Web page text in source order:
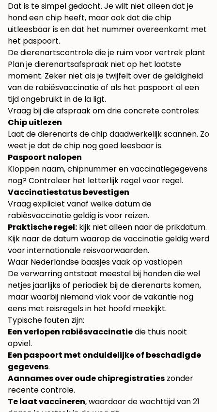
Dat is te simpel gedacht. Je wilt niet alleen dat je
hond een chip heeft, maar ook dat die chip
uitleesbaar is en dat het nummer overeenkomt met
het paspoort.
De dierenartscontrole die je ruim voor vertrek plant
Plan je dierenartsafspraak niet op het laatste
moment. Zeker niet als je twijfelt over de geldigheid
van de rabiësvaccinatie of als het paspoort al een
tijd ongebruikt in de la ligt.
Vraag bij die afspraak om drie concrete controles:
Chip uitlezen
Laat de dierenarts de chip daadwerkelijk scannen. Zo
weet je dat de chip nog goed leesbaar is.
Paspoort nalopen
Kloppen naam, chipnummer en vaccinatiegegevens
nog? Controleer het letterlijk regel voor regel.
Vaccinatiestatus bevestigen
Vraag expliciet vanaf welke datum de
rabiësvaccinatie geldig is voor reizen.
Praktische regel: kijk niet alleen naar de prikdatum.
Kijk naar de datum waarop de vaccinatie geldig werd
voor internationale reisvoorwaarden.
Waar Nederlandse baasjes vaak op vastlopen
De verwarring ontstaat meestal bij honden die wel
netjes jaarlijks of periodiek bij de dierenarts komen,
maar waarbij niemand vlak voor de vakantie nog
eens met reisregels in het hoofd meekijkt.
Typische fouten zijn:
Een verlopen rabiësvaccinatiedie thuis nooit
opviel.
Een paspoort met onduidelijke of beschadigde
gegevens.
Aannames over oude chipregistraties zonder
recente controle.
Te laat vaccineren, waardoor de wachttijd van 21